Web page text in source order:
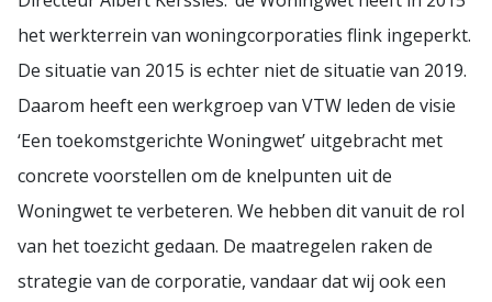
het werkterrein van woningcorporaties flink ingeperkt.
De situatie van 2015 is echter niet de situatie van 2019.
Daarom heeft een werkgroep van VTW leden de visie
‘Een toekomstgerichte Woningwet’ uitgebracht met
concrete voorstellen om de knelpunten uit de
Woningwet te verbeteren. We hebben dit vanuit de rol
van het toezicht gedaan. De maatregelen raken de
strategie van de corporatie, vandaar dat wij ook een